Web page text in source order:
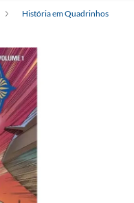
História em Quadrinhos